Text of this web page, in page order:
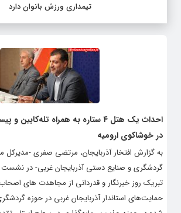
تیمداری ورزش بانوان دارد
در خوشاکوی ارومیه
به گزارش افتخار آذربایجان، مرتضی صفری -مدیرکل
گردشگری و صنایع دستی آذربایجان غربی- در نشست
تبریک روز خبرنگار و قدردانی از مجاهدت های اصحاب
حمایت‌های استاندار آذربایجان غربی در حوزه